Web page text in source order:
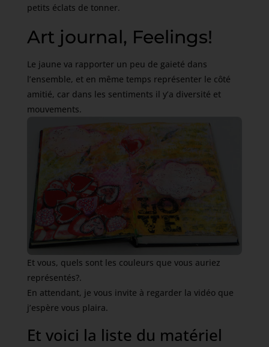
petits éclats de tonner.
Art journal, Feelings!
Le jaune va rapporter un peu de gaieté dans
l’ensemble, et en même temps représenter le côté
amitié, car dans les sentiments il y’a diversité et
mouvements.
Et vous, quels sont les couleurs que vous auriez
représentés?.
En attendant, je vous invite à regarder la vidéo que
j’espère vous plaira.
Et voici la liste du matériel